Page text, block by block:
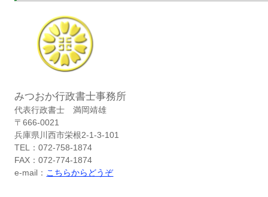
みつおか行政書士事務所
代表行政書士 満岡靖雄
〒666-0021
兵庫県川西市栄根2-1-3-101
TEL：072-758-1874
FAX：072-774-1874
e-mail： こちらからどうぞ